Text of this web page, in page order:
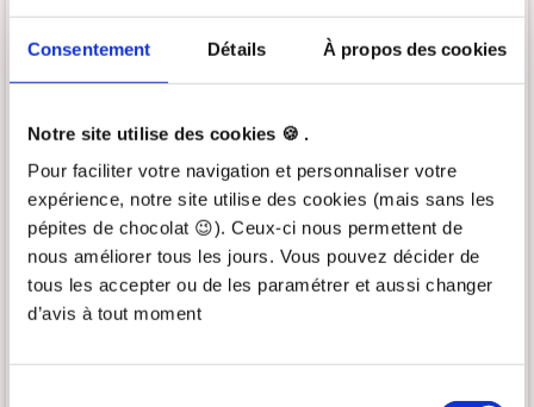
Consentement Détails À propos des cookies
Notre site utilise des cookies 🍪 .
Pour faciliter votre navigation et personnaliser votre
expérience, notre site utilise des cookies (mais sans les
pépites de chocolat 😉). Ceux-ci nous permettent de
nous améliorer tous les jours. Vous pouvez décider de
tous les accepter ou de les paramétrer et aussi changer
d’avis à tout moment
Pendant l'accompagnement :
Elle a appris à observer son terrain et son sol : elle
une croissance lente.
Elle a appris à rendre plus fertile son sol et à le